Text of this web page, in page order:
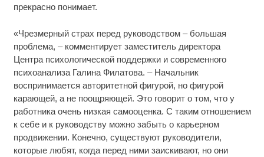
прекрасно понимает.
«Чрезмерный страх перед руководством – большая
проблема, – комментирует заместитель директора
Центра психологической поддержки и современного
психоанализа Галина Филатова. – Начальник
воспринимается авторитетной фигурой, но фигурой
карающей, а не поощряющей. Это говорит о том, что у
работника очень низкая самооценка. С таким отношением
к себе и к руководству можно забыть о карьерном
продвижении. Конечно, существуют руководители,
которые любят, когда перед ними заискивают, но они